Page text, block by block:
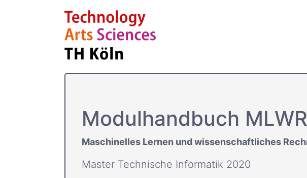
Modulhandbuch MLWR
Maschinelles Lernen und wissenschaftliches
Master Technische Informatik 2020